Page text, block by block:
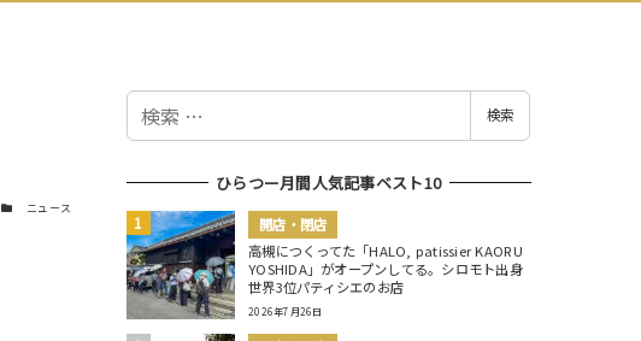
カテゴリー
ニュース
検
検索
ひらつー月間人気記事ベスト10
開店・閉店
高槻につくってた「HALO, patissier KAORU
YOSHIDA」がオープンしてる。シロモト出身
世界3位パティシエのお店
2026年7月26日